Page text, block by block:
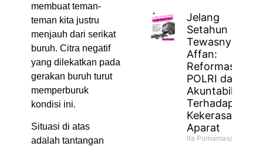
membuat teman-
teman kita justru
menjauh dari serikat
buruh. Citra negatif
yang dilekatkan pada
gerakan buruh turut
memperburuk
kondisi ini.
Situasi di atas
adalah tantangan
Jelang
Setahun
Tewasnya
Affan:
Reformasi
POLRI dan
Akuntabilitas
Terhadap
Kekerasan
Aparat
Ita Purnamasari